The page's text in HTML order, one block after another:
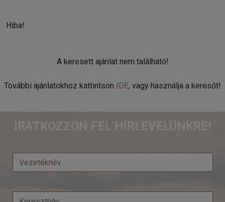
Hiba!
A keresett ajánlat nem található!
További ajánlatokhoz kattintson IDE, vagy használja a keresőt!
IRATKOZZON FEL HÍRLEVELÜNKRE!